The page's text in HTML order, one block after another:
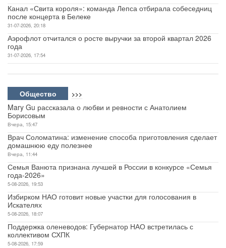
Канал «Свита короля»: команда Лепса отбирала собеседниц
после концерта в Белеке
31-07-2026, 20:18
Аэрофлот отчитался о росте выручки за второй квартал 2026
года
31-07-2026, 17:54
Общество >>>
Mary Gu рассказала о любви и ревности с Анатолием
Борисовым
Вчера, 15:47
Врач Соломатина: изменение способа приготовления сделает
домашнюю еду полезнее
Вчера, 11:44
Семья Ванюта признана лучшей в России в конкурсе «Семья
года-2026»
5-08-2026, 19:53
Избирком НАО готовит новые участки для голосования в
Искателях
5-08-2026, 18:07
Поддержка оленеводов: Губернатор НАО встретилась с
коллективом СХПК
5-08-2026, 17:59